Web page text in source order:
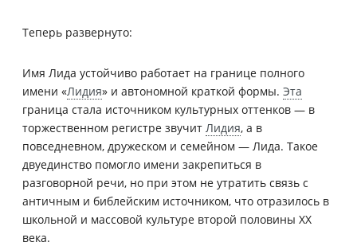
Теперь развернуто:
Имя Лида устойчиво работает на границе полного
имени «Лидия» и автономной краткой формы. Эта
граница стала источником культурных оттенков — в
торжественном регистре звучит Лидия, а в
повседневном, дружеском и семейном — Лида. Такое
двуединство помогло имени закрепиться в
разговорной речи, но при этом не утратить связь с
античным и библейским источником, что отразилось в
школьной и массовой культуре второй половины XX
века.